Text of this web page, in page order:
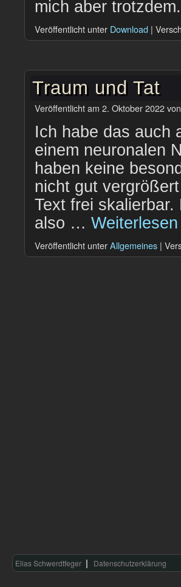
mich aber trotzdem.
Veröffentlicht unter Download |
Traum und Tat
Veröffentlicht am 2. Oktober 2022von
Ich habe das auch
einem neuronalen
haben keine
nicht gut
Text frei
also … Weiterlesen
Veröffentlicht unterAllgemeines |
Elias Schwerdtfeger Datenschutzerklärung